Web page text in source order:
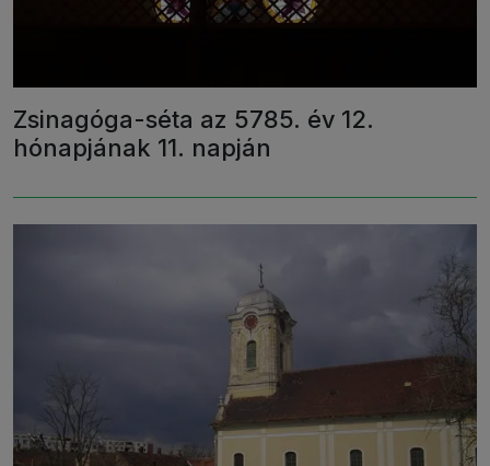
Zsinagóga-séta az 5785. év 12.
hónapjának 11. napján